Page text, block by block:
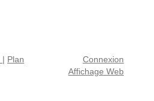
| Plan
Connexion
Affichage Web